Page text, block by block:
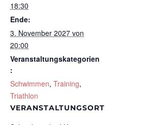
18:30
Ende:
3. November 2027 von
20:00
Veranstaltungskategorien
:
Schwimmen, Training,
Triathlon
VERANSTALTUNGSORT